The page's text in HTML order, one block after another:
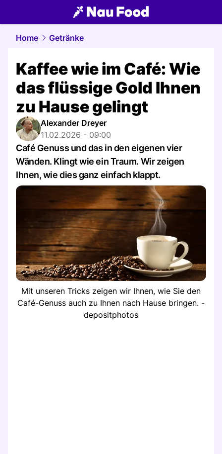
food.NAU.ch
Home Getränke
Kaffee wie im Café: Wie
das flüssige Gold Ihnen
zu Hause gelingt
Alexander Dreyer
11.02.2026 - 09:00
Café Genuss und das in den eigenen vier
Wänden. Klingt wie ein Traum. Wir zeigen
Ihnen, wie dies ganz einfach klappt.
Mit unseren Tricks zeigen wir Ihnen, wie Sie den
Café-Genuss auch zu Ihnen nach Hause bringen. -
depositphotos